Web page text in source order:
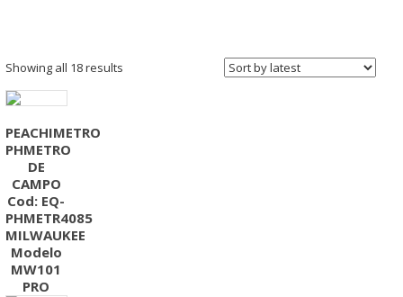
Showing all 18 results
PEACHIMETRO
PHMETRO
DE
CAMPO
Cod: EQ-
PHMETR4085
MILWAUKEE
Modelo
MW101
PRO